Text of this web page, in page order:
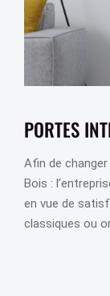
PORTES
Afin de
Bois :
en vue de
classiques ou